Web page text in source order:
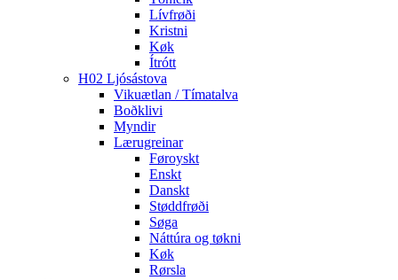
Lívfrøði
Kristni
Køk
Ítrótt
H02 Ljósástova
Vikuætlan / Tímatalva
Boðklivi
Myndir
Lærugreinar
Føroyskt
Enskt
Danskt
Støddfrøði
Søga
Náttúra og tøkni
Køk
Rørsla